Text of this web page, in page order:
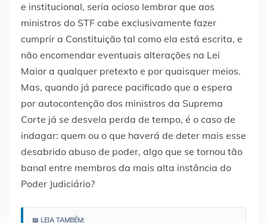
e institucional, seria ocioso lembrar que aos
ministros do STF cabe exclusivamente fazer
cumprir a Constituição tal como ela está escrita, e
não encomendar eventuais alterações na Lei
Maior a qualquer pretexto e por quaisquer meios.
Mas, quando já parece pacificado que a espera
por autocontenção dos ministros da Suprema
Corte já se desvela perda de tempo, é o caso de
indagar: quem ou o que haverá de deter mais esse
desabrido abuso de poder, algo que se tornou tão
banal entre membros da mais alta instância do
Poder Judiciário?
📖 LEIA TAMBÉM: